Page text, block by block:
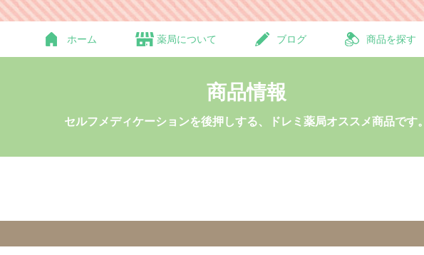
ホーム 薬局について ブログ 商品を探す
商品情報
セルフメディケーションを後押しする、ドレミ薬局オススメ商品です。